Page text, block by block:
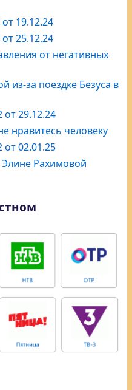
19.12.24
25.12.24
от негативных
за поездке Безуса в
29.12.24
нравитесь человеку
02.01.25
Рахимовой